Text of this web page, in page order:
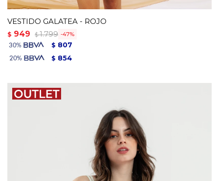
VESTIDO GALATEA - ROJO
$ 949 $ 1.799 47
$ 807
$ 854